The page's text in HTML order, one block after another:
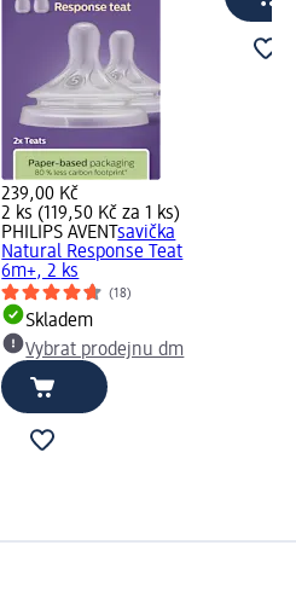
239,00 Kč
2 ks (119,50 Kč za 1 ks)
PHILIPS AVENTsavička
Natural Response Teat
6m+, 2 ks
(18)
Skladem
Vybrat prodejnu dm